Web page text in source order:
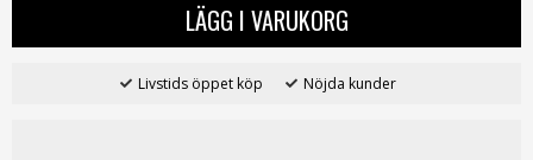
LÄGG I VARUKORG
Livstids öppet köp Nöjda kunder